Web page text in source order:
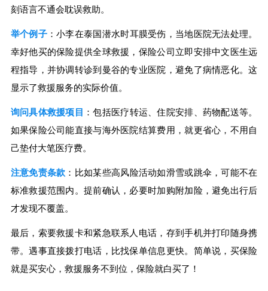
刻语言不通会耽误救助。
举个例子：小李在泰国潜水时耳膜受伤，当地医院无法处理。
幸好他买的保险提供全球救援，保险公司立即安排中文医生远
程指导，并协调转诊到曼谷的专业医院，避免了病情恶化。这
显示了救援服务的实际价值。
询问具体救援项目
：包括医疗转运、住院安排、药物配送等。
如果保险公司能直接与海外医院结算费用，就更省心，不用自
己垫付大笔医疗费。
注意免责条款 ：比如某些高风险活动如滑雪或跳伞，可能不在
标准救援范围内。提前确认，必要时加购附加险，避免出行后
才发现不覆盖。
最后，索要救援卡和紧急联系人电话，存到手机并打印随身携
带。遇事直接拨打电话，比找保单信息更快。简单说，买保险
就是买安心，救援服务不到位，保险就白买了！